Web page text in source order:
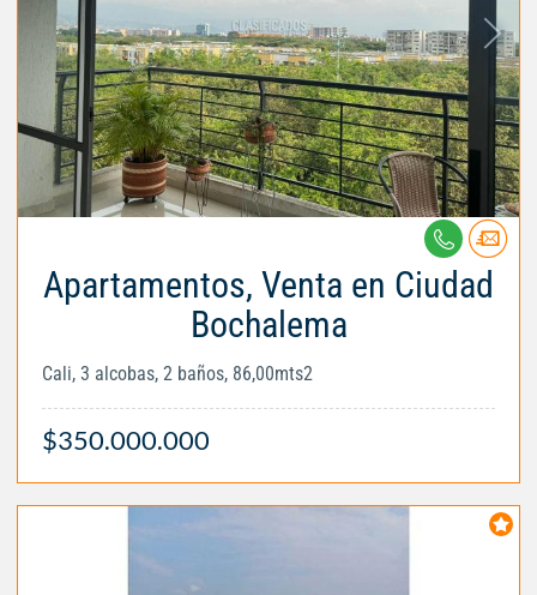
Apartamentos, Venta en Ciudad
Bochalema
Cali, 3 alcobas, 2 baños, 86,00mts2
$350.000.000